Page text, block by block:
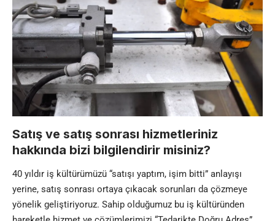
Satış ve satış sonrası hizmetleriniz
hakkında bizi bilgilendirir misiniz?
40 yıldır iş kültürümüzü “satışı yaptım, işim bitti” anlayışı
yerine, satış sonrası ortaya çıkacak sorunları da çözmeye
yönelik geliştiriyoruz. Sahip olduğumuz bu iş kültüründen